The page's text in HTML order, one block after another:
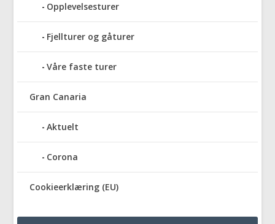
Opplevelsesturer
Fjellturer og gåturer
Våre faste turer
Gran Canaria
Aktuelt
Corona
Cookieerklæring (EU)